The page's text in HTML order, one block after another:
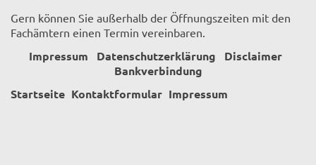
Gern können Sie außerhalb der Öffnungszeiten mit den
Fachämtern einen Termin vereinbaren.
Impressum Datenschutzerklärung
Disclaimer
Bankverbindung
Startseite Kontaktformular Impressum